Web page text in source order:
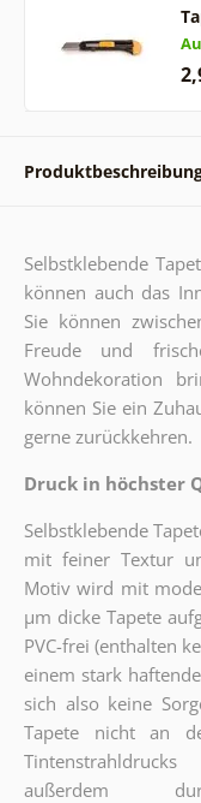
Selbstklebende
können auch das
Sie können
Freude und
Wohndekoration
können Sie ein
gerne zurückkehren.
Druck in höchster
Selbstklebende
mit feiner Textur
Motiv wird mit
µm dicke Tapete
PVC-frei (enthalten
einem stark
sich also keine
Tapete nicht an
außerdem